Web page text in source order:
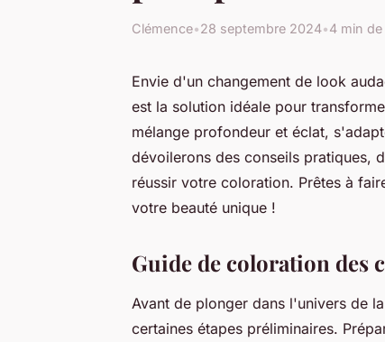
Clémence•28 septembre 2024•4 min
Envie d'un changement de look
est la solution idéale pour
mélange profondeur et éclat,
dévoilerons des conseils pratiques,
réussir votre coloration. Prêtes à
votre beauté unique !
Guide de coloration des
Avant de plonger dans l'univers de la
certaines étapes préliminaires.